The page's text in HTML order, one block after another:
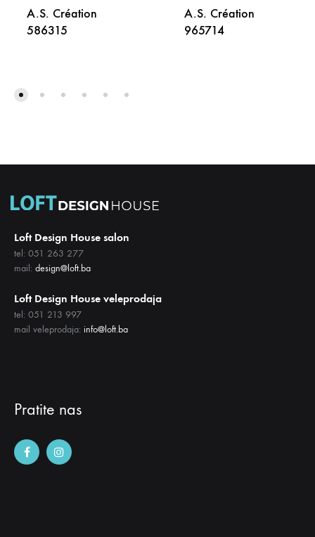
A.S. Création
586315
A.S. Création
965714
Loft Design House salon
tel: 051 263 277
mail: design@loft.ba
Loft Design House veleprodaja
tel: 051 213 997
mail veleprodaja: info@loft.ba
Pratite nas